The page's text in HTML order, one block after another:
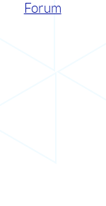
Forum